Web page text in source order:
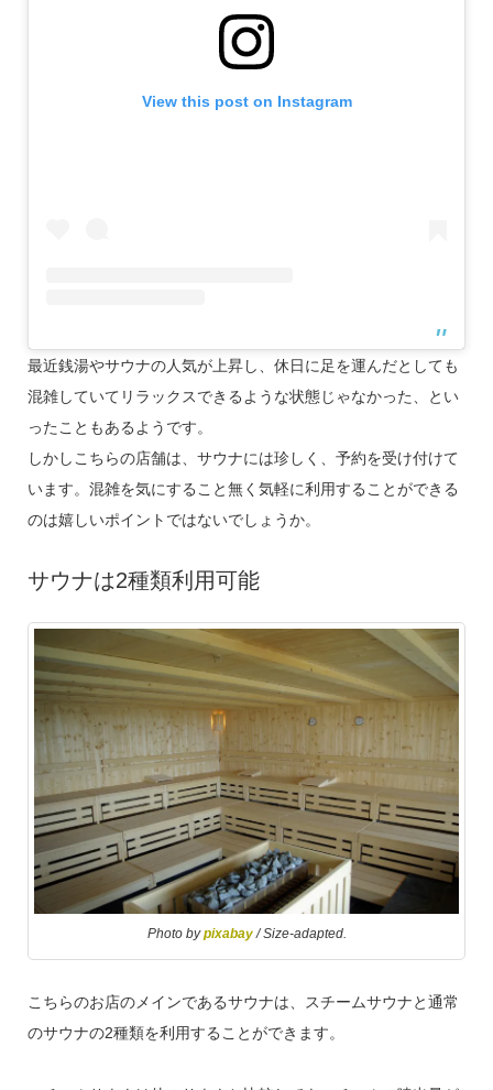
View this post on Instagram
最近銭湯やサウナの人気が上昇し、休日に足を運んだとしても
混雑していてリラックスできるような状態じゃなかった、とい
ったこともあるようです。
しかしこちらの店舗は、サウナには珍しく、予約を受け付けて
います。混雑を気にすること無く気軽に利用することができる
のは嬉しいポイントではないでしょうか。
サウナは2種類利用可能
Photo bypixabay/ Size-adapted.
こちらのお店のメインであるサウナは、スチームサウナと通常
のサウナの2種類を利用することができます。